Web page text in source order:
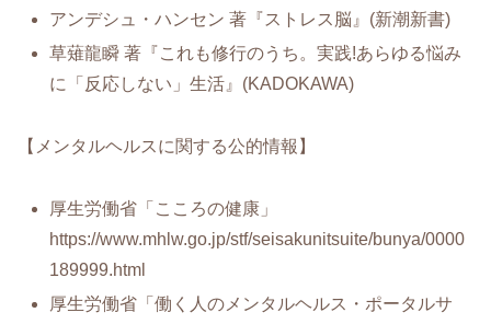
アンデシュ・ハンセン 著『ストレス脳』(新潮新書)
草薙龍瞬 著『これも修行のうち。実践!あらゆる悩み
に「反応しない」生活』(KADOKAWA)
【メンタルヘルスに関する公的情報】
厚生労働省「こころの健康」
https://www.mhlw.go.jp/stf/seisakunitsuite/bunya/0000
189999.html
厚生労働省「働く人のメンタルヘルス・ポータルサ